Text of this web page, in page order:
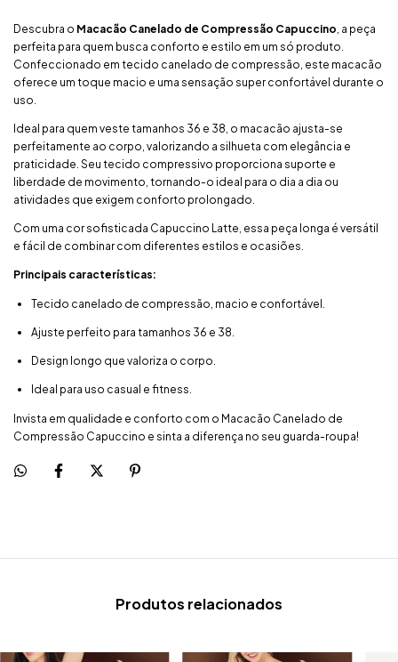
Descubra o Macacão Canelado de Compressão Capuccino , a peça
perfeita para quem busca conforto e estilo em um só produto.
Confeccionado em tecido canelado de compressão, este macacão
oferece um toque macio e uma sensação super confortável durante o
uso.
Ideal para quem veste tamanhos 36 e 38, o macacão ajusta-se
perfeitamente ao corpo, valorizando a silhueta com elegância e
praticidade. Seu tecido compressivo proporciona suporte e
liberdade de movimento, tornando-o ideal para o dia a dia ou
atividades que exigem conforto prolongado.
Com uma cor sofisticada Capuccino Latte, essa peça longa é versátil
e fácil de combinar com diferentes estilos e ocasiões.
Principais características:
Tecido canelado de compressão, macio e confortável.
Ajuste perfeito para tamanhos 36 e 38.
Design longo que valoriza o corpo.
Ideal para uso casual e fitness.
Invista em qualidade e conforto com o Macacão Canelado de
Compressão Capuccino e sinta a diferença no seu guarda-roupa!
Produtos relacionados